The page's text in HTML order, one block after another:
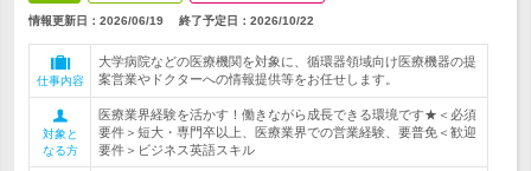
情報更新日：2026/06/19 終了予定日： 2026/10/22
仕事内容
大学病院などの医療機関を対象に、循環器領域向け医療機器の提
案営業やドクターへの情報提供等をお任せします。
対象と
なる方
医療業界経験を活かす！働きながら成長できる環境です★＜必須
要件＞短大・専門卒以上、医療業界での営業経験、要普免＜歓迎
要件＞ビジネス英語スキル